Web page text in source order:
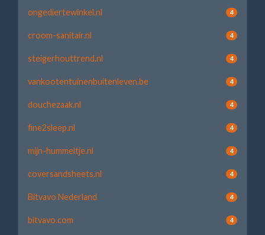
ongediertewinkel.nl 4
croom-sanitair.nl 4
steigerhouttrend.nl 4
vankootentuinenbuitenleven.be 4
douchezaak.nl 4
fine2sleep.nl 4
mijn-hummeltje.nl 4
coversandsheets.nl 4
Bitvavo Nederland 4
bitvavo.com 4